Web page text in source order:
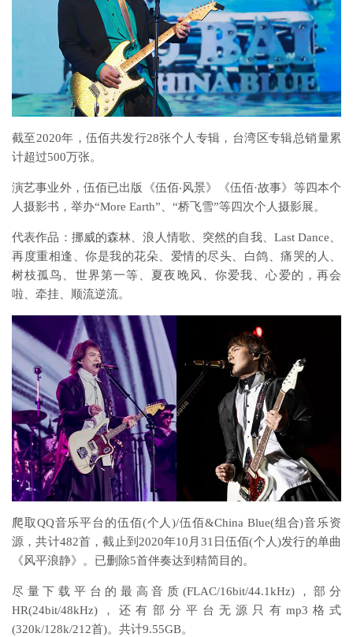
截至2020年，伍佰共发行28张个人专辑，台湾区专辑总销量累
计超过500万张。
演艺事业外，伍佰已出版《伍佰‧风景》《伍佰·故事》等四本个
人摄影书，举办“More Earth”、“桥飞雪”等四次个人摄影展。
代表作品：挪威的森林、浪人情歌、突然的自我、Last Dance、
再度重相逢、你是我的花朵、爱情的尽头、白鸽、痛哭的人、
树枝孤鸟、世界第一等、夏夜晚风、你爱我、心爱的，再会
啦、牵挂、顺流逆流。
爬取QQ音乐平台的伍佰(个人)/伍佰&China Blue(组合)音乐资
源，共计482首，截止到2020年10月31日伍佰(个人)发行的单曲
《风平浪静》。已删除5首伴奏达到精简目的。
尽量下载平台的最高音质(FLAC/16bit/44.1kHz)，部分
HR(24bit/48kHz)，还有部分平台无源只有mp3格式
(320k/128k/212首)。共计9.55GB。